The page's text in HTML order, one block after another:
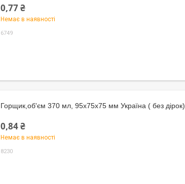
0,77 ₴
Немає в наявності
6749
Горщик,об'єм 370 мл, 95х75х75 мм Україна ( без дірок)
0,84 ₴
Немає в наявності
8230